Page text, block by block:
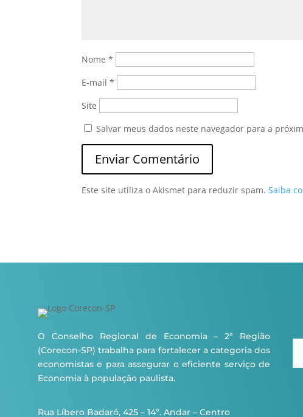
Nome*
E-mail*
Site
Salvar meus dados neste navegador para a
Este site utiliza o Akismet para reduzir spam.Saiba
O Conselho Regional de Economia – 2ª Região
(Corecon-SP) trabalha para fortalecer a categoria dos
economistas e para assegurar o eficiente serviço de
Economia à população paulista.
Rua Líbero Badaró, 425 – 14º. Andar – Centro